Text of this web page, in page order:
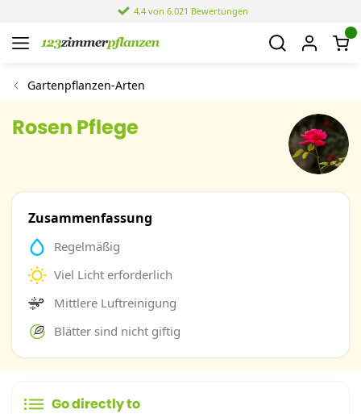
4,4 von 6.021 Bewertungen
Gartenpflanzen-Arten
Rosen Pflege
Zusammenfassung
Regelmäßig
Viel Licht erforderlich
Mittlere Luftreinigung
Blätter sind nicht giftig
Go directly to